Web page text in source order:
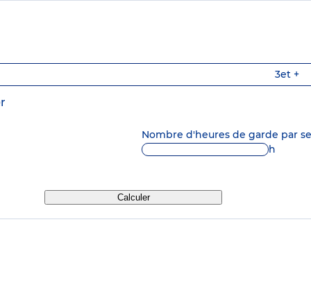
3et +
Nombre d'heures de garde par
h
Calculer